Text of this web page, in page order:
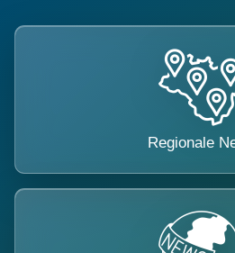
Regionale